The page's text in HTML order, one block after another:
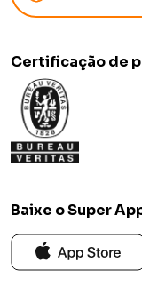
Certificação de
Baixe o Super